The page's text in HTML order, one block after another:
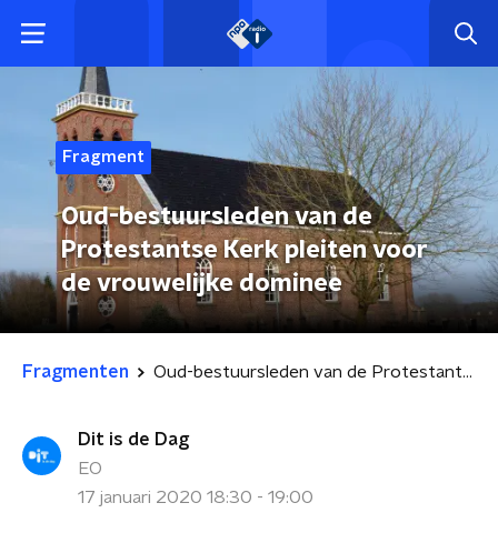
Fragment
Oud-bestuursleden van de
Protestantse Kerk pleiten voor
de vrouwelijke dominee
Fragmenten Oud-bestuursleden van de Protestantse Kerk pleiten voor de vrouwelijke dominee
Dit is de Dag
EO
17 januari 2020 18:30 - 19:00